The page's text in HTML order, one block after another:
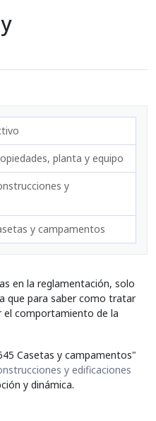
planta y equipo
y
y campamentos
en la reglamentación, solo
que para saber como tratar
el comportamiento de la
Casetas y campamentos"
y edificaciones
y dinámica.